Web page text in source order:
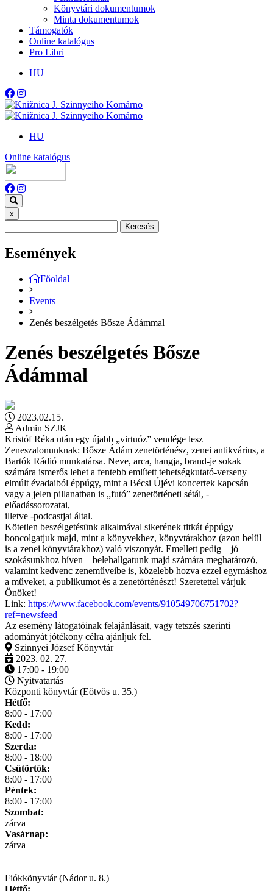
Könyvtári dokumentumok
Minta dokumentumok
Támogatók
Online katalógus
Pro Libri
HU
HU
Online katalógus
x
Keresés
Események
Főoldal
Events
Zenés beszélgetés Bősze Ádámmal
Zenés beszélgetés Bősze
Ádámmal
2023.02.15.
Admin SZJK
Kristóf Réka után egy újabb „virtuóz” vendége lesz
Zeneszalonunknak: Bősze Ádám zenetörténész, zenei antikvárius, a
Bartók Rádió munkatársa. Neve, arca, hangja, brand-je sokak
számára ismerős lehet a fentebb említett tehetségkutató-verseny
elmúlt évadaiból éppúgy, mint a Bécsi Újévi koncertek kapcsán
vagy a jelen pillanatban is „futó” zenetörténeti sétái, -
előadássorozatai,
illetve -podcastjai által.
Kötetlen beszélgetésünk alkalmával sikerének titkát éppúgy
boncolgatjuk majd, mint a könyvekhez, könyvtárakhoz (azon belül
is a zenei könyvtárakhoz) való viszonyát. Emellett pedig – jó
szokásunkhoz híven – belehallgatunk majd számára meghatározó,
valamint kedvenc zeneműveibe is, közelebb hozva ezzel egymáshoz
a műveket, a publikumot és a zenetörténészt! Szeretettel várjuk
Önöket!
Link: https://www.facebook.com/events/910549706751702?
ref=newsfeed
Az esemény látogatóinak felajánlásait, vagy tetszés szerinti
adományát jótékony célra ajánljuk fel.
Szinnyei József Könyvtár
2023. 02. 27.
17:00 - 19:00
Nyitvatartás
Központi könyvtár (Eötvös u. 35.)
Hétfő:
8:00 - 17:00
Kedd:
8:00 - 17:00
Szerda:
8:00 - 18:00
Csütörtök:
8:00 - 17:00
Péntek:
8:00 - 17:00
Szombat:
zárva
Vasárnap:
zárva
Fiókkönyvtár (Nádor u. 8.)
Hétfő: